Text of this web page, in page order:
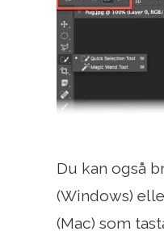
Du kan også
(Windows)
(Mac) som